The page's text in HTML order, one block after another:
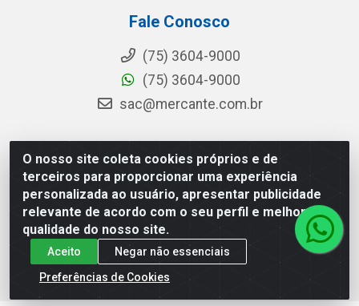
O nosso site coleta cookies próprios e de
terceiros para proporcionar uma experiência
personalizada ao usuário, apresentar publicidade
relevante de acordo com o seu perfil e melhorar a
qualidade do nosso site.
Aceito
Negar não essenciais
Preferências de Cookies
Fale Conosco
(75) 3604-9000
(75) 3604-9000
sac@mercante.com.br
Mercante Distribuidora - Rua Mercante, 699 - Aviário,
Feira de Santana/BA - CEP 44.096-218 - CNPJ
96.755.848/0001-08